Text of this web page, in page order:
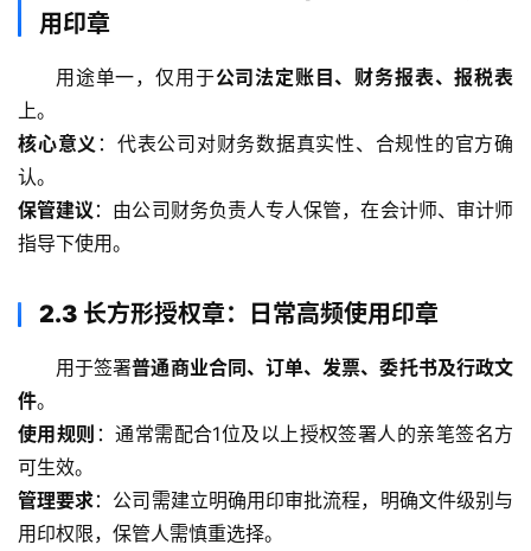
用印章
用途单一，仅用于公司法定账目、财务报表、报税表
上。
核心意义 ：代表公司对财务数据真实性、合规性的官方确
认。
保管建议 ：由公司财务负责人专人保管，在会计师、审计师
指导下使用。
2.3 长方形授权章：日常高频使用印章
用于签署普通商业合同、订单、发票、委托书及行政文
件。
使用规则 ：通常需配合1位及以上授权签署人的亲笔签名方
可生效。
管理要求：公司需建立明确用印审批流程，明确文件级别与
用印权限，保管人需慎重选择。